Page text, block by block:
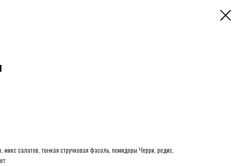
микс салатов, тонкая стручковая фасоль, помидоры Черри, редис,